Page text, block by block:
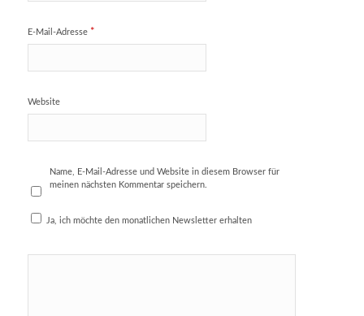
E-Mail-Adresse *
Website
Name, E-Mail-Adresse und Website in diesem Browser für
meinen nächsten Kommentar speichern.
Ja, ich möchte den monatlichen Newsletter erhalten